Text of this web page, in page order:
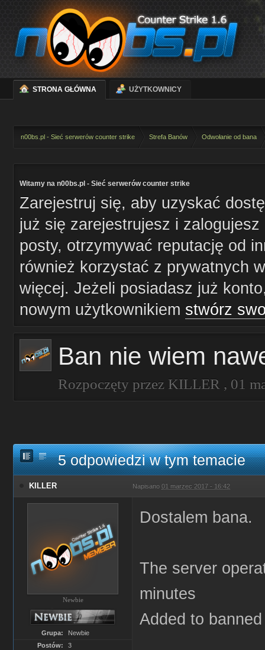
STRONA GŁÓWNA UŻYTKOWNICY
n00bs.pl - Sieć serwerów counter strike Strefa Banów Odwołanie od bana
Witamy na n00bs.pl - Sieć serwerów counter strike
Zarejestruj się, aby uzyskać
już się zarejestrujesz i
posty, otrzymywać reputację od
również korzystać z prywatnych
więcej. Jeżeli posiadasz już
nowym użytkownikiem stwórz
Ban nie wiem
Rozpoczęty przez KILLER , 01
5 odpowiedzi w tym temacie
KILLER Napisano 01 marzec 2017 - 16:42
Newbie
Grupa:
Newbie
Postów:
3
Dostalem bana.
The server
minutes
Added to